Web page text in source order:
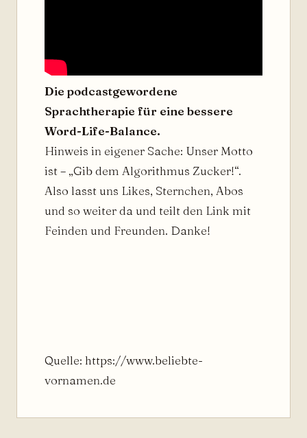
Die podcastgewordene
Sprachtherapie für eine bessere
Word-Life-Balance.
Hinweis in eigener Sache: Unser Motto
ist – „Gib dem Algorithmus Zucker!“.
Also lasst uns Likes, Sternchen, Abos
und so weiter da und teilt den Link mit
Feinden und Freunden. Danke!
Quelle: https://www.beliebte-
vornamen.de